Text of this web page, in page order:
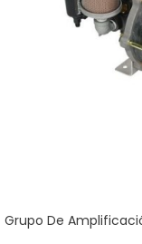
Grupo De